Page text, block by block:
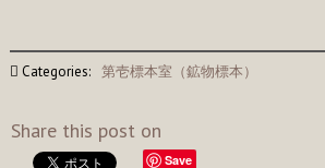
Categories: 第壱標本室（鉱物標本）
Share this post on
Save